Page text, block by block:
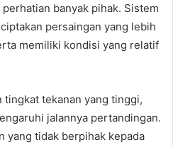
banyak pihak. Sistem
persaingan yang lebih
memiliki kondisi yang relatif
tingkat tekanan yang tinggi,
jalannya pertandingan.
yang tidak berpihak kepada